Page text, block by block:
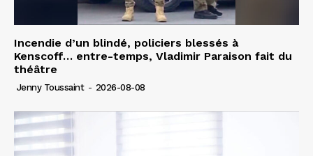
Incendie d’un blindé, policiers blessés à
Kenscoff… entre-temps, Vladimir Paraison fait du
théâtre
Jenny Toussaint - 2026-08-08